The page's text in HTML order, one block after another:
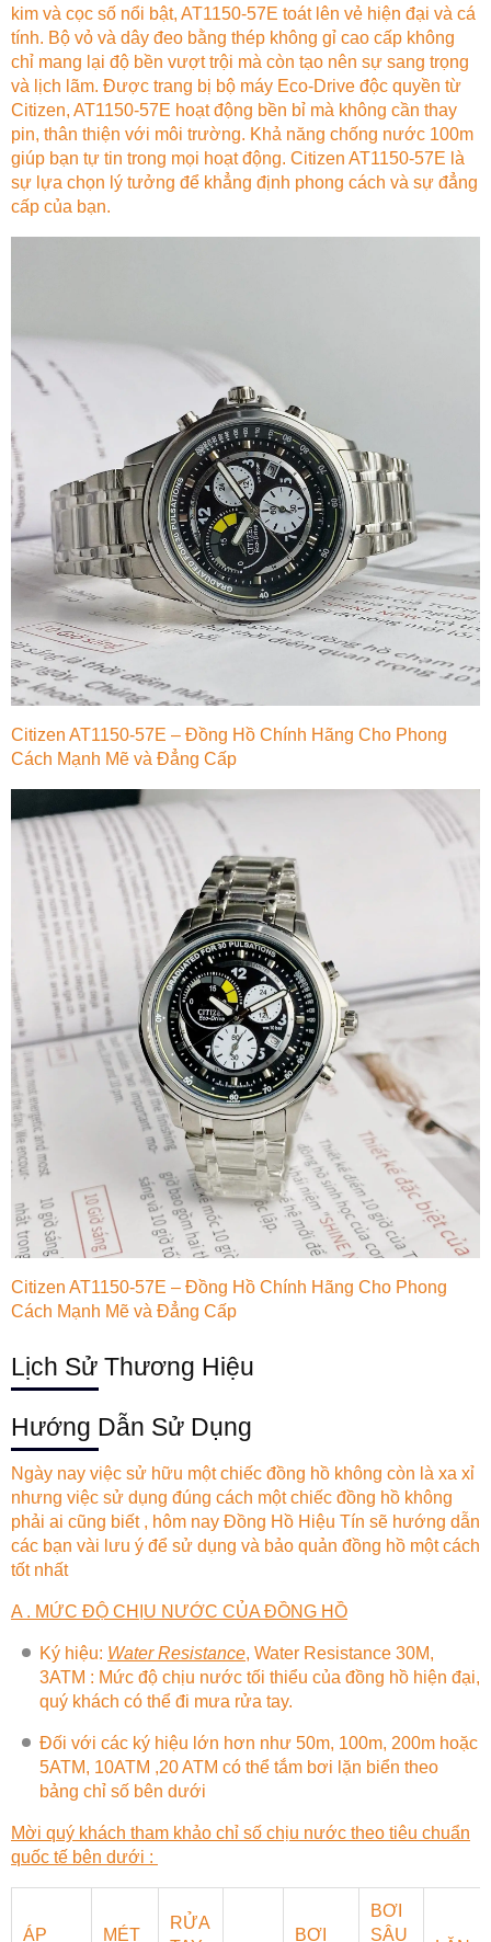
kim và cọc số nổi bật, AT1150-57E toát lên vẻ hiện đại và cá
tính. Bộ vỏ và dây đeo bằng thép không gỉ cao cấp không
chỉ mang lại độ bền vượt trội mà còn tạo nên sự sang trọng
và lịch lãm. Được trang bị bộ máy Eco-Drive độc quyền từ
Citizen, AT1150-57E hoạt động bền bỉ mà không cần thay
pin, thân thiện với môi trường. Khả năng chống nước 100m
giúp bạn tự tin trong mọi hoạt động. Citizen AT1150-57E là
sự lựa chọn lý tưởng để khẳng định phong cách và sự đẳng
cấp của bạn.
Citizen AT1150-57E – Đồng Hồ Chính Hãng Cho Phong
Cách Mạnh Mẽ và Đẳng Cấp
Citizen AT1150-57E – Đồng Hồ Chính Hãng Cho Phong
Cách Mạnh Mẽ và Đẳng Cấp
Lịch Sử Thương Hiệu
Hướng Dẫn Sử Dụng
Ngày nay việc sử hữu một chiếc đồng hồ không còn là xa xỉ
nhưng việc sử dụng đúng cách một chiếc đồng hồ không
phải ai cũng biết , hôm nay Đồng Hồ Hiệu Tín sẽ hướng dẫn
các bạn vài lưu ý để sử dụng và bảo quản đồng hồ một cách
tốt nhất
A . MỨC ĐỘ CHỊU NƯỚC CỦA ĐỒNG HỒ
Ký hiệu: Water Resistance, Water Resistance 30M,
3ATM : Mức độ chịu nước tối thiểu của đồng hồ hiện đại,
quý khách có thể đi mưa rửa tay.
Đối với các ký hiệu lớn hơn như 50m, 100m, 200m hoặc
5ATM, 10ATM ,20 ATM có thể tắm bơi lặn biển theo
bảng chỉ số bên dưới
Mời quý khách tham khảo chỉ số chịu nước theo tiêu chuẩn
quốc tế bên dưới :
ÁP MÉT
RỬA
BƠI
BƠI
SÂU